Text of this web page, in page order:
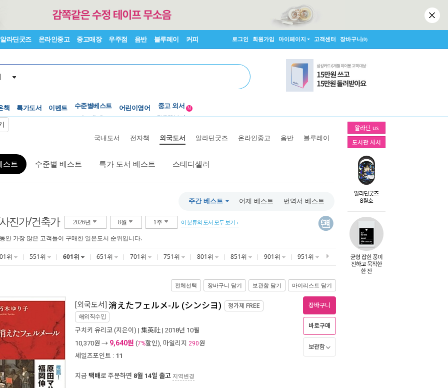
알라딘굿즈 온라인중고 중고매장 우주점 음반 블루레이 커피 로그인 회원가입 마이페이지 고객센터 장바구니(0)
책 특가도서 이벤트
Lexile®
어린이영어
5백원부터
N
알라딘 us
도서관 사서
국내도서 전자책 외국도서 알라딘굿즈 온라인중고 음반 블루레이
스트 수준별 베스트 특가 도서 베스트 스테디셀러
주간 베스트 어제 베스트 번역서 베스트
진가/건축가 2026년 8월 1주 이 분류의 도서 모두 보기
안 가장 많은 고객들이 구매한 일본도서 순위입니다.
위 551위 601위 651위 701위 751위 801위 851위 901위 951위
전체선택 장바구니 담기 보관함 담기 마이리스트 담기
[외국도서] 消えたフェルメ-ル (シンシヨ) 정가제 FREE
해외직수입
구치키 유리코 (지은이) | 集英社 | 2018년 10월
10,370원 → 9,640원 (7%할인), 마일리지 290원
세일즈포인트 : 11
지금 택배로 주문하면 8월 14일 출고 지역변경
장바구니
바로구매
보관함